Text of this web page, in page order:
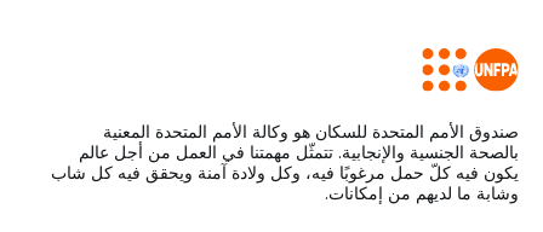
صندوق الأمم المتحدة للسكان هو وكالة الأمم المتحدة المعنية
بالصحة الجنسية والإنجابية. تتمثّل مهمتنا في العمل من أجل عالم
يكون فيه كلّ حمل مرغوبًا فيه، وكل ولادة آمنة ويحقق فيه كل شاب
وشابة ما لديهم من إمكانات.